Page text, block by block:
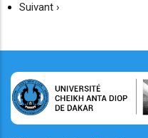
Page
Suivant ›